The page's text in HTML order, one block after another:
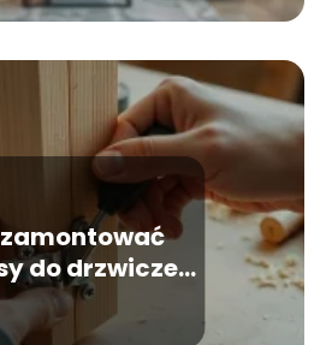
do drzwiczek
po kroku?